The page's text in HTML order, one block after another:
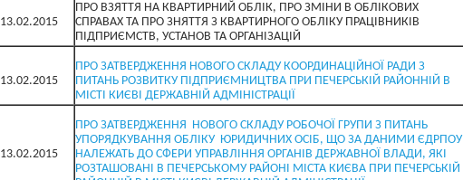
13.02.2015
ПРО ВЗЯТТЯ НА КВАРТИРНИЙ ОБЛІК, ПРО ЗМІНИ В ОБЛІКОВИХ
СПРАВАХ ТА ПРО ЗНЯТТЯ З КВАРТИРНОГО ОБЛІКУ ПРАЦІВНИКІВ
ПІДПРИЄМСТВ, УСТАНОВ ТА ОРГАНІЗАЦІЙ
13.02.2015
ПРО ЗАТВЕРДЖЕННЯ НОВОГО СКЛАДУ КООРДИНАЦІЙНОЇ РАДИ З
ПИТАНЬ РОЗВИТКУ ПІДПРИЄМНИЦТВА ПРИ ПЕЧЕРСЬКІЙ РАЙОННІЙ В
МІСТІ КИЄВІ ДЕРЖАВНІЙ АДМІНІСТРАЦІЇ
13.02.2015
ПРО ЗАТВЕРДЖЕННЯ НОВОГО СКЛАДУ РОБОЧОЇ ГРУПИ З ПИТАНЬ
УПОРЯДКУВАННЯ ОБЛІКУ ЮРИДИЧНИХ ОСІБ, ЩО ЗА ДАНИМИ ЄДРПОУ
НАЛЕЖАТЬ ДО СФЕРИ УПРАВЛІННЯ ОРГАНІВ ДЕРЖАВНОЇ ВЛАДИ, ЯКІ
РОЗТАШОВАНІ В ПЕЧЕРСЬКОМУ РАЙОНІ МІСТА КИЄВА ПРИ ПЕЧЕРСЬКІЙ